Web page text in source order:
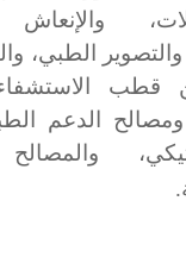
والإنعاش
والتصوير الطبي،
قطب
ومصالح الدعم
والمصالح
.